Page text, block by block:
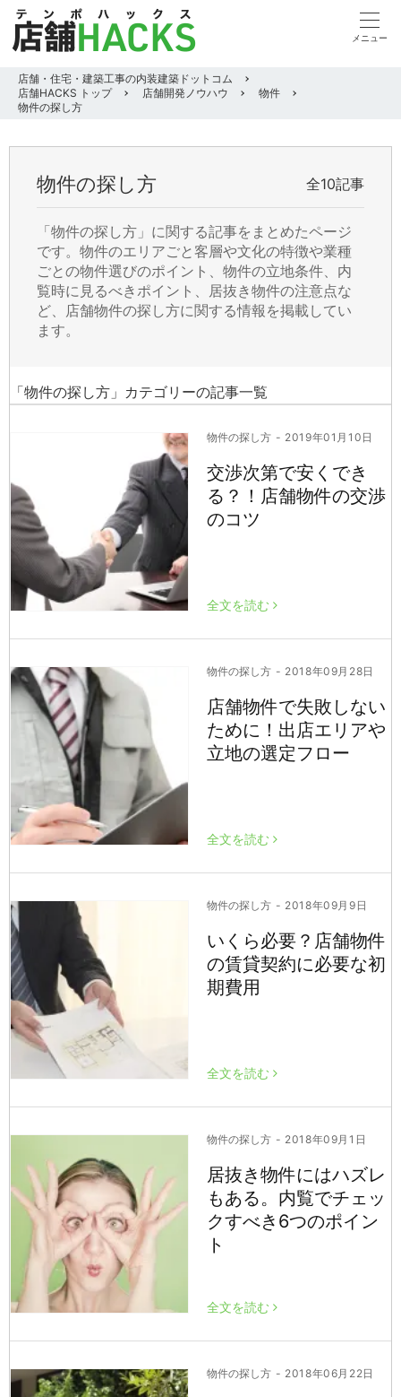
店舗・住宅・建築工事の内装建築ドットコム
店舗HACKS トップ
店舗開発ノウハウ
物件
物件の探し方
物件の探し方 全10記事
「物件の探し方」に関する記事をまとめたページ
です。物件のエリアごと客層や文化の特徴や業種
ごとの物件選びのポイント、物件の立地条件、内
覧時に見るべきポイント、居抜き物件の注意点な
ど、店舗物件の探し方に関する情報を掲載してい
ます。
「物件の探し方」カテゴリーの記事一覧
物件の探し方 - 2019年01月10日
交渉次第で安くでき
る？！店舗物件の交渉
のコツ
全文を読む
物件の探し方 - 2018年09月28日
店舗物件で失敗しない
ために！出店エリアや
立地の選定フロー
全文を読む
物件の探し方 - 2018年09月9日
いくら必要？店舗物件
の賃貸契約に必要な初
期費用
全文を読む
物件の探し方 - 2018年09月1日
居抜き物件にはハズレ
もある。内覧でチェッ
クすべき6つのポイン
ト
全文を読む
物件の探し方 - 2018年06月22日